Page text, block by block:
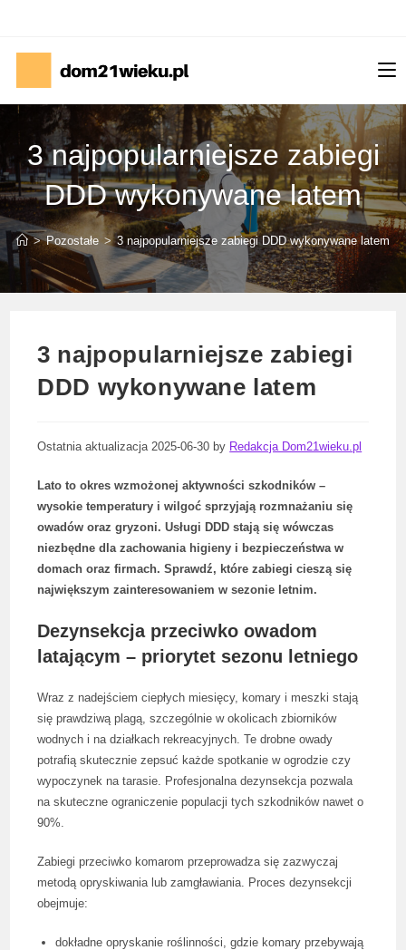
content
3 najpopularniejsze zabiegi
DDD wykonywane latem
> Pozostałe > 3 najpopularniejsze zabiegi DDD wykonywane latem
3 najpopularniejsze zabiegi
DDD wykonywane latem
Ostatnia aktualizacja 2025-06-30 by Redakcja Dom21wieku.pl
Lato to okres wzmożonej aktywności szkodników –
wysokie temperatury i wilgoć sprzyjają rozmnażaniu się
owadów oraz gryzoni. Usługi DDD stają się wówczas
niezbędne dla zachowania higieny i bezpieczeństwa w
domach oraz firmach. Sprawdź, które zabiegi cieszą się
największym zainteresowaniem w sezonie letnim.
Dezynsekcja przeciwko owadom
latającym – priorytet sezonu letniego
Wraz z nadejściem ciepłych miesięcy, komary i meszki stają
się prawdziwą plagą, szczególnie w okolicach zbiorników
wodnych i na działkach rekreacyjnych. Te drobne owady
potrafią skutecznie zepsuć każde spotkanie w ogrodzie czy
wypoczynek na tarasie. Profesjonalna dezynsekcja pozwala
na skuteczne ograniczenie populacji tych szkodników nawet o
90%.
Zabiegi przeciwko komarom przeprowadza się zazwyczaj
metodą opryskiwania lub zamgławiania. Proces dezynsekcji
obejmuje:
dokładne opryskanie roślinności, gdzie komary przebywają